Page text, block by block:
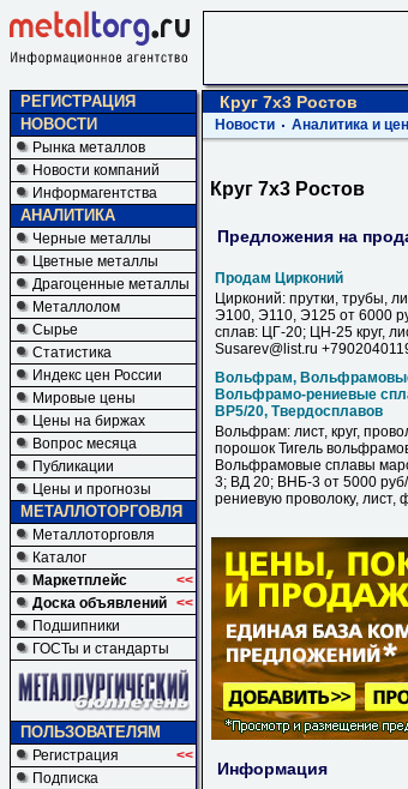
РЕГИСТРАЦИЯ
НОВОСТИ
Рынка металлов
Новости компаний
Информагентства
АНАЛИТИКА
Черные металлы
Цветные металлы
Драгоценные металлы
Металлолом
Сырье
Статистика
Индекс цен России
Мировые цены
Цены на биржах
Вопрос месяца
Публикации
Цены и прогнозы
МЕТАЛЛОТОРГОВЛЯ
Металлоторговля
Каталог
Маркетплейс
<<
Доска объявлений <<
Подшипники
ГОСТы и стандарты
ПОЛЬЗОВАТЕЛЯМ
Регистрация
<<
Подписка
Круг 7х3 Ростов
Новости Аналитика и
Круг 7х3 Ростов
Предложения на
Продам Цирконий
Цирконий: прутки, трубы,
Э100, Э110, Э125 от 6000
сплав: ЦГ-20; ЦН-25 круг,
Susarev@list.ru
Вольфрам,
Вольфрамо-рениевые
ВР5/20, Твердосплавов
Вольфрам: лист, круг,
порошок Тигель
Вольфрамовые сплавы
3; ВД 20; ВНБ-3 от 5000
рениевую проволоку, лист,
Информация